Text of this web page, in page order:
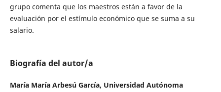
grupo comenta que los maestros están a favor de la
evaluación por el estímulo económico que se suma a su
salario.
Biografía del autor/a
María María Arbesú García, Universidad Autónoma